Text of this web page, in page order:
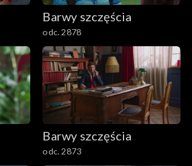
Barwy szczęścia
odc. 2878
Barwy szczęścia
odc. 2873